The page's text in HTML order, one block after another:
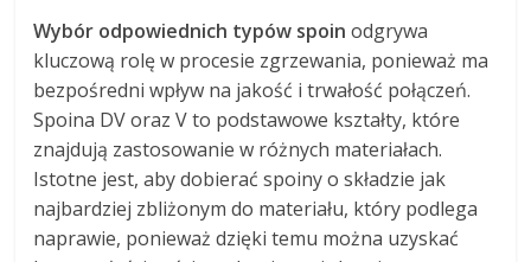
Wybór odpowiednich typów spoin odgrywa
kluczową rolę w procesie zgrzewania, ponieważ ma
bezpośredni wpływ na jakość i trwałość połączeń.
Spoina DV oraz V to podstawowe kształty, które
znajdują zastosowanie w różnych materiałach.
Istotne jest, aby dobierać spoiny o składzie jak
najbardziej zbliżonym do materiału, który podlega
naprawie, ponieważ dzięki temu można uzyskać